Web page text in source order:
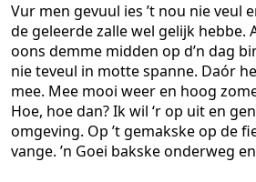
Vur men gevuul ies ’t nou nie veul
de geleerde zalle wel gelijk hebbe.
oons demme midden op d’n dag
nie teveul in motte spanne. Daór
mee. Mee mooi weer en hoog
Hoe, hoe dan? Ik wil ‘r op uit en
omgeving. Op ’t gemakske op de
vange. ’n Goei bakske onderweg